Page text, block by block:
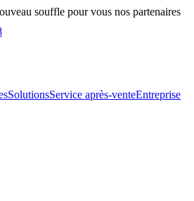
souffle pour vous nos partenaires
SolutionsService après-venteEntreprise